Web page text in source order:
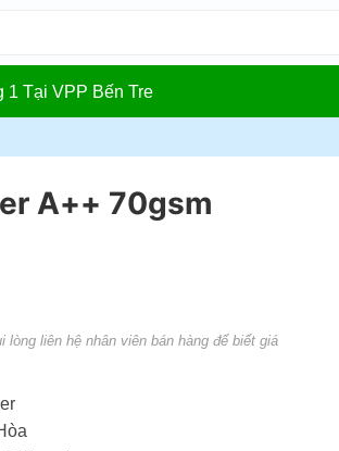
1 Tại VPP Bến Tre
A++ 70gsm
lòng liên hệ nhân viên bán hàng để biết giá